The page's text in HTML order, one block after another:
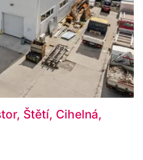
Štětí, Cihelná,